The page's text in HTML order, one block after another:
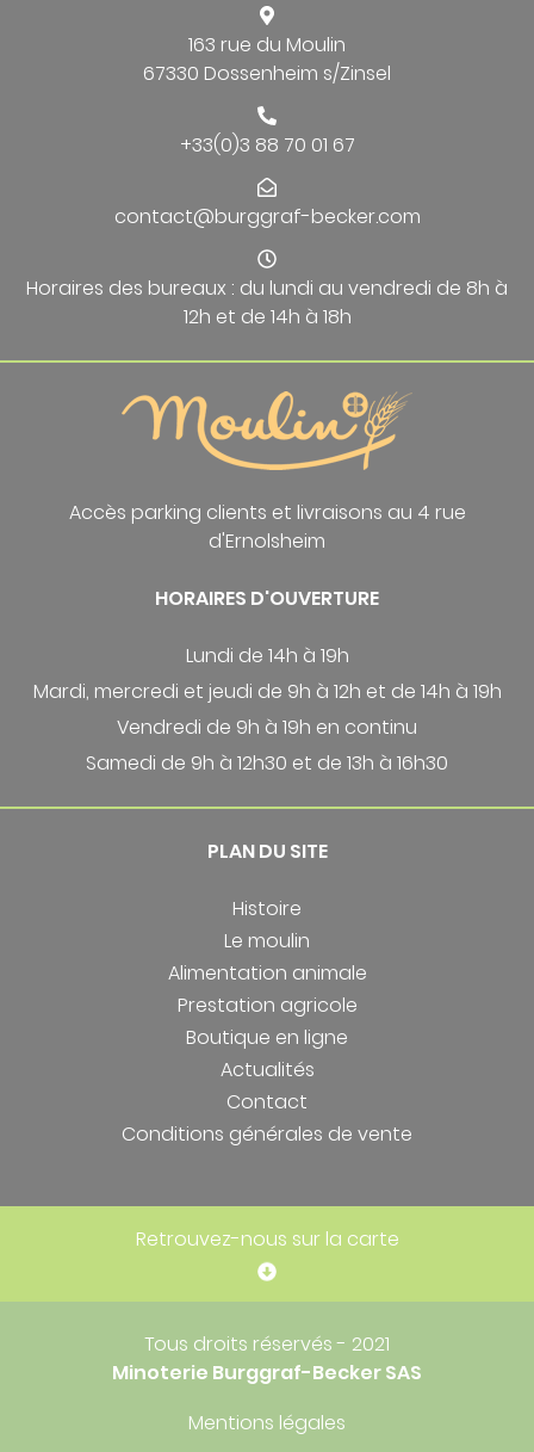
163 rue du Moulin
67330 Dossenheim s/Zinsel
+33(0)3 88 70 01 67
contact@burggraf-becker.com
Horaires des bureaux : du lundi au vendredi de 8h à
12h et de 14h à 18h
Accès parking clients et livraisons au 4 rue
d'Ernolsheim
HORAIRES D'OUVERTURE
Lundi de 14h à 19h
Mardi, mercredi et jeudi de 9h à 12h et de 14h à 19h
Vendredi de 9h à 19h en continu
Samedi de 9h à 12h30 et de 13h à 16h30
PLAN DU SITE
Histoire
Le moulin
Alimentation animale
Prestation agricole
Boutique en ligne
Actualités
Contact
Conditions générales de vente
Retrouvez-nous sur la carte
Tous droits réservés - 2021
Minoterie Burggraf-Becker SAS
Mentions légales